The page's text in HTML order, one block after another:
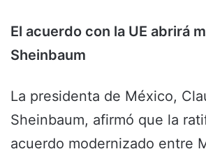
El acuerdo con la UE abrirá
Sheinbaum
La presidenta de México,
Sheinbaum, afirmó que la
acuerdo modernizado entre